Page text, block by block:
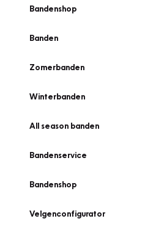
Bandenshop
Banden
Zomerbanden
Winterbanden
All season banden
Bandenservice
Bandenshop
Velgenconfigurator